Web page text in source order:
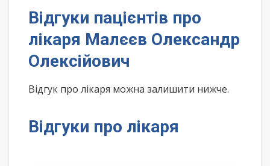
Відгуки пацієнтів про
лікаря Малєєв Олександр
Олексійович
Відгук про лікаря можна залишити нижче.
Відгуки про лікаря